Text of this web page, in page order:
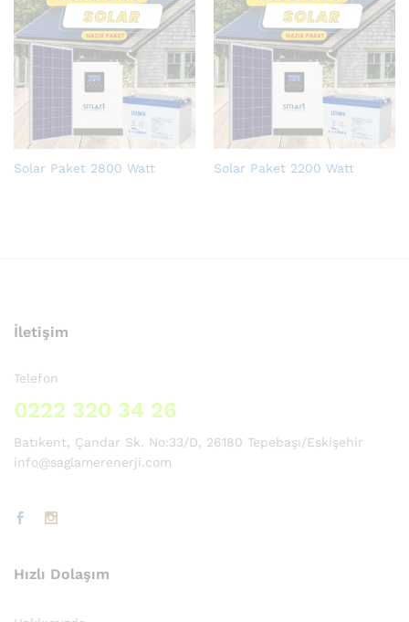
Solar Paket 2800 Watt Solar Paket 2200 Watt
İletişim
Telefon
0222 320 34 26
Batıkent, Çandar Sk. No:33/D, 26180 Tepebaşı/Eskişehir
info@saglamerenerji.com
Hızlı Dolaşım